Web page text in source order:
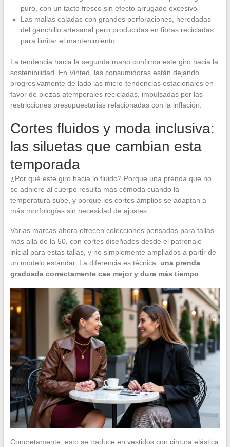
puro, con un tacto fresco sin efecto arrugado excesivo
Las mallas caladas con grandes perforaciones, heredadas
del ganchillo artesanal pero producidas en fibras recicladas
para limitar el mantenimiento
La tendencia hacia la segunda mano confirma este giro hacia la
sostenibilidad. En Vinted, las consumidoras están dejando
progresivamente de lado las micro-tendencias estacionales en
favor de piezas atemporales recicladas, impulsadas por las
restricciones presupuestarias relacionadas con la inflación.
Cortes fluidos y moda inclusiva:
las siluetas que cambian esta
temporada
¿Por qué este giro hacia lo fluido? Porque una prenda que no
se adhiere al cuerpo resulta más cómoda cuando la
temperatura sube, y porque los cortes amplios se adaptan a
más morfologías sin necesidad de ajustes.
Varias marcas ahora ofrecen colecciones pensadas para tallas
más allá de la 50, con cortes diseñados desde el patronaje
inicial para estas tallas, y no simplemente ampliados a partir de
un modelo estándar. La diferencia es técnica: una prenda
graduada correctamente cae mejor y dura más tiempo
Concretamente, esto se traduce en vestidos con cintura elástica